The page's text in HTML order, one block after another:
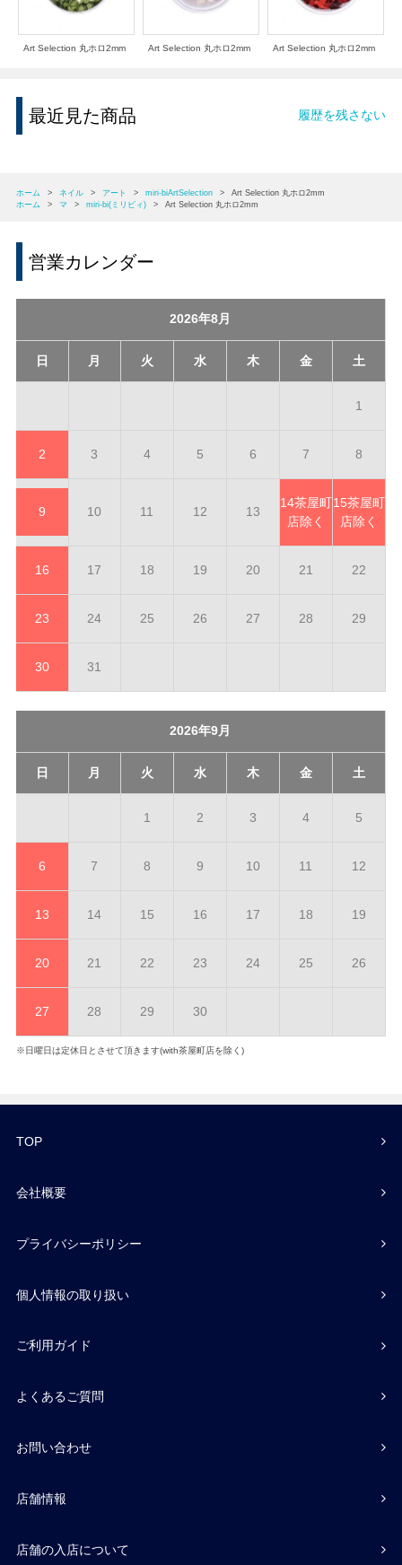
Art Selection 丸ホロ2mm Art Selection 丸ホロ2mm Art Selection 丸ホロ2mm
最近見た商品 履歴を残さない
ホーム > ネイル > アート > miri-biArtSelection >
Art Selection 丸ホロ2mm
ホーム
> マ > miri-bi(ミリビィ) > Art Selection 丸ホロ2mm
営業カレンダー
2026年8月
日 月 火 水 木 金 土
1
2 3 4 5 6 7 8
9 10 11 12 13
14茶屋町
店除く
15茶屋町
店除く
16 17 18 19 20 21 22
23 24 25 26 27 28 29
30 31
2026年9月
日 月 火 水 木 金 土
1 2 3 4 5
6 7 8 9 10 11 12
13 14 15 16 17 18 19
20 21 22 23 24 25 26
27 28 29 30
※日曜日は定休日とさせて頂きます(with茶屋町店を除く)
TOP
会社概要
プライバシーポリシー
個人情報の取り扱い
ご利用ガイド
よくあるご質問
お問い合わせ
店舗情報
店舗の入店について